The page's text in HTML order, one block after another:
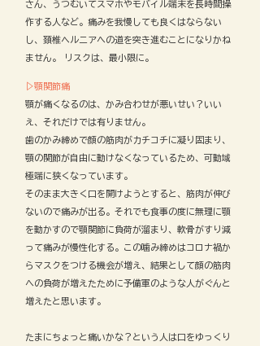
さん、うつむいてスマホやモバイル端末を長時間操
作する人など。痛みを我慢しても良くはならない
し、頚椎ヘルニアへの道を突き進むことになりかね
ません。 リスクは、最小限に。
▷顎関節痛
顎が痛くなるのは、かみ合わせが悪いせい？いい
え、それだけでは有りません。
歯のかみ締めで顔の筋肉がカチコチに凝り固まり、
顎の関節が自由に動けなくなっているため、可動域
極端に狭くなっています。
そのまま大きく口を開けようとすると、筋肉が伸び
ないので痛みが出る。 それでも食事の度に無理に顎
を動かすので顎関節に負荷が溜まり、軟骨がすり減
って痛みが慢性化する。 この噛み締めはコロナ禍か
らマスクをつける機会が増え、結果として顔の筋肉
への負荷が増えたために予備軍のような人がぐんと
増えたと思います。
たまにちょっと痛いかな？という人は口をゆっくり